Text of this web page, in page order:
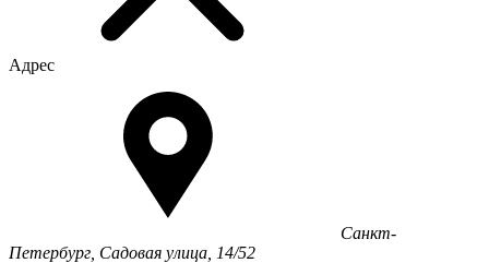
Адрес
Санкт-
Петербург, Садовая улица, 14/52